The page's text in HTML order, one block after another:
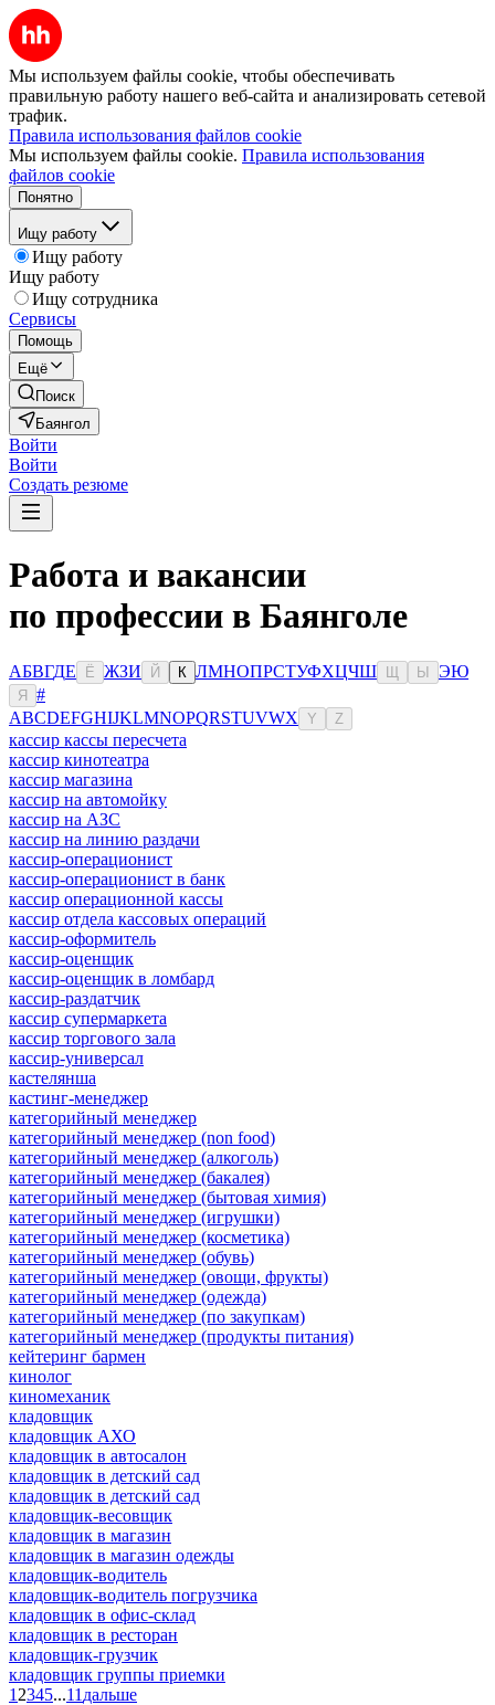
Мы используем файлы cookie, чтобы обеспечивать
правильную работу нашего веб-сайта и анализировать сетевой
трафик.
Правила использования файлов cookie
Мы используем файлы cookie. Правила использования
файлов cookie
Понятно
Ищу работу
Ищу работу
Ищу работу
Ищу сотрудника
Сервисы
Помощь
Ещё
Поиск
Баянгол
Войти
Войти
Создать резюме
Работа и вакансии
по профессии в Баянголе
АБВГДЕ Ё ЖЗИ Й К ЛМНОПРСТУФХЦЧШ Ы ЭЮ
Я
#
ABCDEFGHIJKLMNOPQRSTUVWX Y Z
кассир кассы пересчета
кассир кинотеатра
кассир магазина
кассир на автомойку
кассир на АЗС
кассир на линию раздачи
кассир-операционист
кассир-операционист в банк
кассир операционной кассы
кассир отдела кассовых операций
кассир-оформитель
кассир-оценщик
кассир-оценщик в ломбард
кассир-раздатчик
кассир супермаркета
кассир торгового зала
кассир-универсал
кастелянша
кастинг-менеджер
категорийный менеджер
категорийный менеджер (non food)
категорийный менеджер (алкоголь)
категорийный менеджер (бакалея)
категорийный менеджер (бытовая химия)
категорийный менеджер (игрушки)
категорийный менеджер (косметика)
категорийный менеджер (обувь)
категорийный менеджер (овощи, фрукты)
категорийный менеджер (одежда)
категорийный менеджер (по закупкам)
категорийный менеджер (продукты питания)
кейтеринг бармен
кинолог
киномеханик
кладовщик
кладовщик АХО
кладовщик в автосалон
кладовщик в детский сад
кладовщик в детский сад
кладовщик-весовщик
кладовщик в магазин
кладовщик в магазин одежды
кладовщик-водитель
кладовщик-водитель погрузчика
кладовщик в офис-склад
кладовщик в ресторан
кладовщик-грузчик
кладовщик группы приемки
1 2345...11 дальше